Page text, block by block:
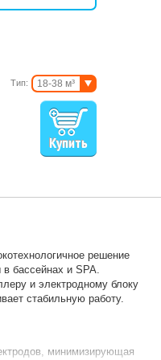
Тип:
18-38 м³
27-57 м³
36-76 м³
40-95 м³
решение
бассейнах и SPA.
и электродному блоку
стабильную работу.
минимизирующая